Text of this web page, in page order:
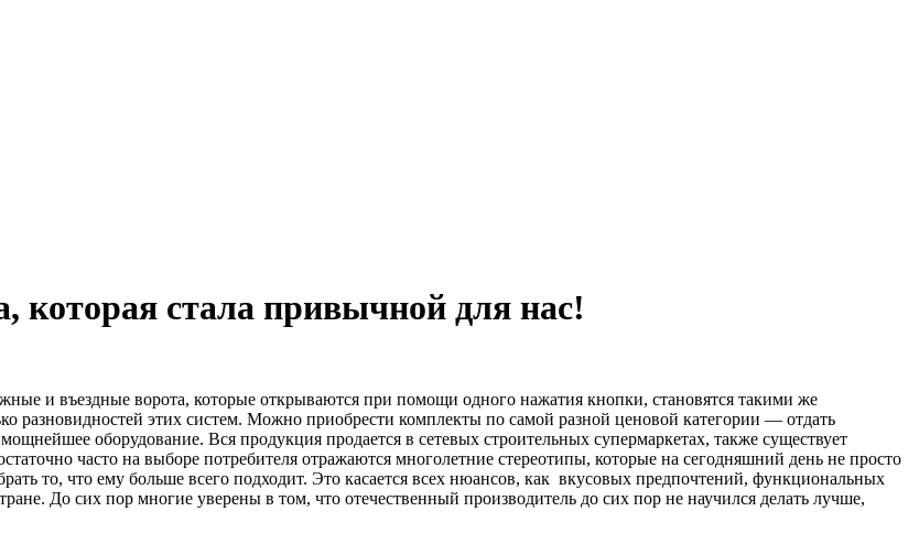
которая стала привычной для нас!
и въездные ворота, которые открываются при помощи одного нажатия кнопки, становятся такими же
разновидностей этих систем. Можно приобрести комплекты по самой разной ценовой категории — отдать
оборудование. Вся продукция продается в сетевых строительных супермаркетах, также существует
часто на выборе потребителя отражаются многолетние стереотипы, которые на сегодняшний день не просто
то, что ему больше всего подходит. Это касается всех нюансов, как вкусовых предпочтений, функциональных
До сих пор многие уверены в том, что отечественный производитель до сих пор не научился делать лучше,